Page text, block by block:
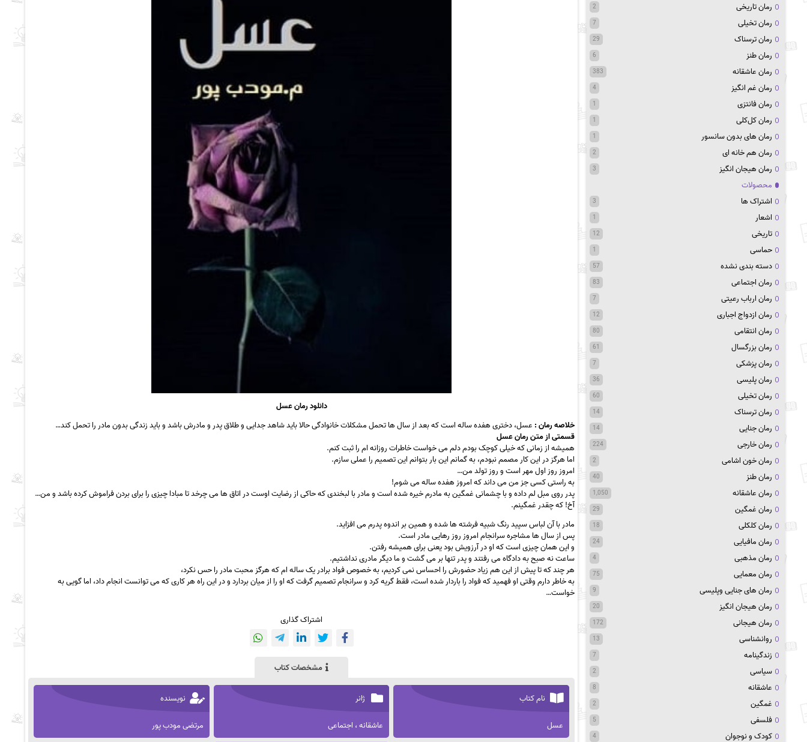
دانلود رمان عسل
خلاصه رمان : عسل، دختری هفده ساله است که بعد از سال ها تحمل مشکلات خانوادگی حالا باید شاهد جدایی و طلاق پدر و مادرش باشد و باید زندگی بدون مادر را تحمل کند…
قسمتی از متن رمان عسل
همیشه از زمانی که خیلی کوچک بودم دلم می خواست خاطرات روزانه ام را ثبت کنم.
اما هرگز در این کار مصمم نبودم، به گمانم این بار بتوانم این تصمیم را عملی سازم.
امروز روز اول مهر است و روز تولد من…
به راستی کسی جز من می داند که امروز هفده ساله می شوم!
پدر روی مبل لم داده و با چشمانی غمگین به مادرم خیره شده است و مادر با لبخندی که حاکی از رضایت اوست در اتاق ها می چرخد تا مبادا چیزی را برای بردن فراموش کرده باشد و من…
آخ! که چقدر غمگینم.
مادر با آن لباس سپید رنگ شبیه فرشته ها شده و همین بر اندوه پدرم می افزاید.
پس از سال ها مشاجره سرانجام امروز روز رهایی مادر است.
و این همان چیزی است که او در آرزویش بود یعنی برای همیشه رفتن.
ساعت نه صبح به دادگاه می رفتند و پدر تنها بر می گشت و ما دیگر مادری نداشتیم.
هر چند که تا پیش از این هم زیاد حضورش را احساس نمی کردیم، به خصوص فواد برادر یک ساله ام که هرگز محبت مادر را حس نکرد،
به خاطر دارم وقتی او فهمید که فواد را باردار شده است، فقط گریه کرد و سرانجام تصمیم گرفت که او را از میان بردارد و در این راه هر کاری که می توانست انجام داد، اما گویی به
خواست…
اشتراک گذاری
مشخصات کتاب
نام کتاب
عسل
ژانر
عاشقانه ، اجتماعی
نویسنده
مرتضی مودب پور
رمان تاریخی 2
رمان تخیلی 7
رمان ترسناک 29
رمان طنز 6
رمان عاشقانه 383
رمان غم انگیز 4
رمان فانتزی 1
رمان کل‌کلی 1
رمان های بدون سانسور 1
رمان هم خانه ای 2
رمان هیجان انگیز 3
محصولات
اشتراک ها
3
اشعار 1
تاریخی 12
حماسی 1
دسته بندی نشده 57
رمان اجتماعی 83
رمان ارباب رعیتی 7
رمان ازدواج اجباری 12
رمان انتقامی 80
رمان بزرگسال 61
رمان پزشکی 7
رمان پلیسی 36
رمان تخیلی 60
رمان ترسناک 14
رمان جنایی 14
رمان خارجی 224
رمان خون اشامی 2
رمان طنز 40
رمان عاشقانه 1,050
رمان غمگین 29
رمان کلکلی 18
رمان مافیایی 24
رمان مذهبی 4
رمان معمایی 75
رمان های جنایی وپلیسی 9
رمان هیجان انگیز 20
رمان هیجانی 172
روانشناسی 13
زندگینامه 7
سیاسی 2
عاشقانه 8
غمگین 2
فلسفی 5
کودک و نوجوان 4